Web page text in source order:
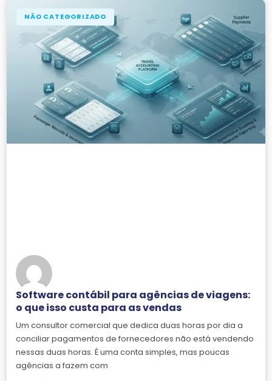
NÃO CATEGORIZADO
Software contábil para agências de viagens:
o que isso custa para as vendas
Um consultor comercial que dedica duas horas por dia a
conciliar pagamentos de fornecedores não está vendendo
nessas duas horas. É uma conta simples, mas poucas
agências a fazem com